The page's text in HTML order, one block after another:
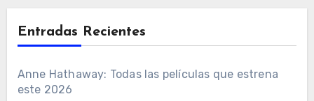
Entradas Recientes
Anne Hathaway: Todas las películas que estrena
este 2026